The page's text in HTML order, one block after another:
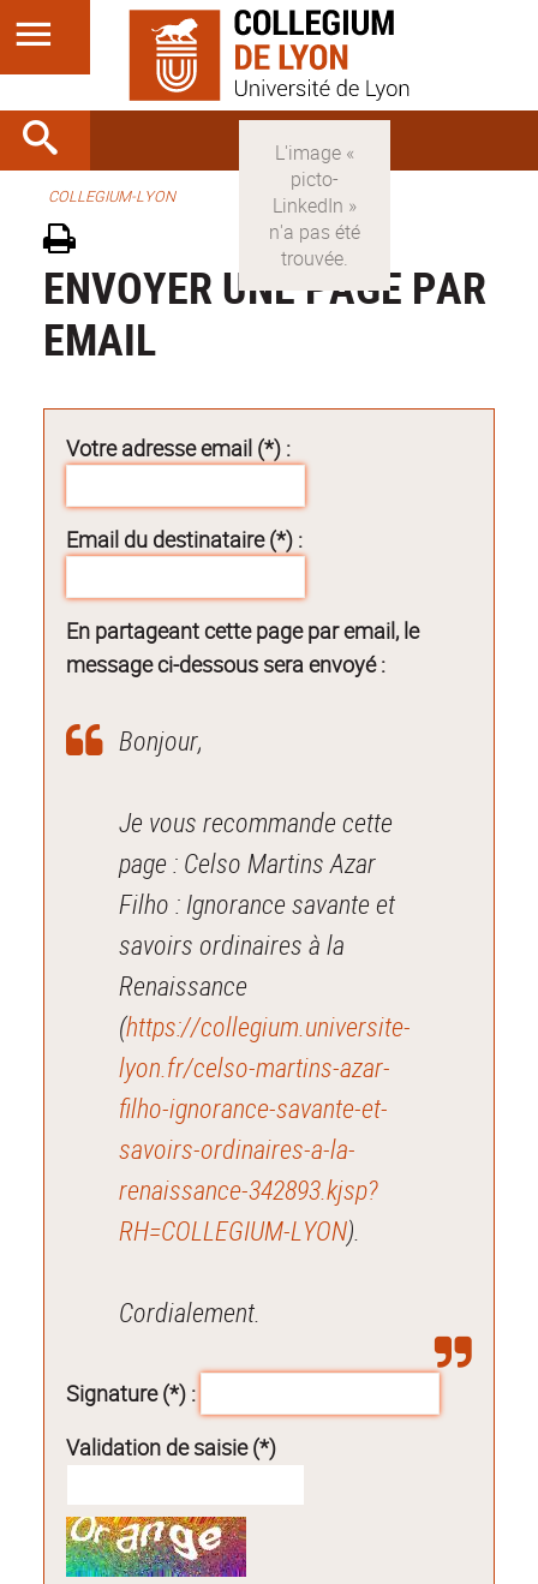
COLLEGIUM-LYON
ENVOYER UNE PAGE PAR
EMAIL
Votre adresse email (*) :
Email du destinataire (*) :
En partageant cette page par email, le
message ci-dessous sera envoyé :
Bonjour,
Je vous recommande cette
page : Celso Martins Azar
Filho : Ignorance savante et
savoirs ordinaires à la
Renaissance
(https://collegium.universite-
lyon.fr/celso-martins-azar-
filho-ignorance-savante-et-
savoirs-ordinaires-a-la-
renaissance-342893.kjsp?
RH=COLLEGIUM-LYON).
Cordialement.
Signature (*) :
Validation de saisie (*)